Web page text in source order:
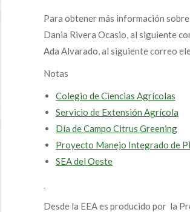
Para obtener más información
Dania Rivera Ocasio, al siguiente
Ada Alvarado, al siguiente correo
Notas
Colegio de Ciencias Agrícolas
Servicio de Extensión Agrícola
Día de Campo Citrus Greening
Proyecto Manejo Integrado de
SEA del Oeste
Desde la EEA es producido por la